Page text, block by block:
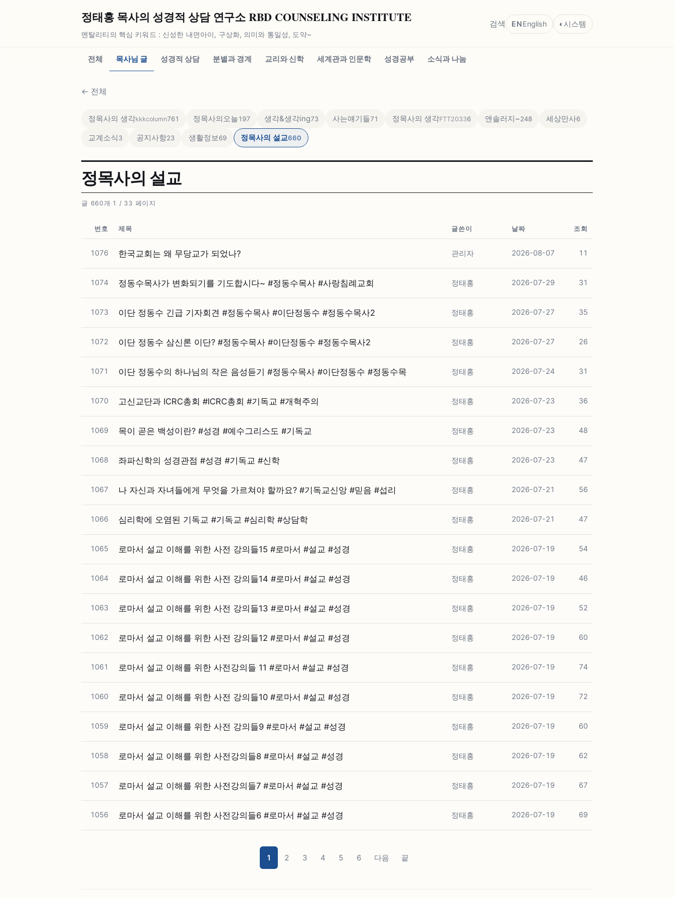
정태홍 목사의 성경적 상담 연구소 RBD COUNSELING INSTITUTE
멘탈리티의 핵심 키워드 : 신성한 내면아이, 구상화, 의미와 통일성, 도약~
검색 ENEnglish ◐ 시스템
전체 목사님 글 성경적 상담 분별과 경계 교리와 신학 세계관과 인문학 성경공부 소식과 나눔
← 전체
정목사의 생각kkkcolumn761 정목사의오늘197 생각&생각ing73 사는얘기들71 정목사의 생각FTT20336 앤솔러지~248 세상만사6
교계소식3 공지사항23 생활정보69 정목사의 설교660
정목사의 설교
글 660개 · 1 / 33 페이지
번호 제목 글쓴이 날짜 조회
1076 한국교회는 왜 무당교가 되었나? 관리자 2026-08-07 11
1074 정동수목사가 변화되기를 기도합시다~ #⁠정동수목사 #⁠사랑침례교회 정태홍 2026-07-29 31
1073 이단 정동수 긴급 기자회견 #⁠정동수목사 #⁠이단정동수 #⁠정동수목사2 정태홍 2026-07-27 35
1072 이단 정동수 삼신론 이단? #⁠정동수목사 #⁠이단정동수 #⁠정동수목사2 정태홍 2026-07-27 26
1071 이단 정동수의 하나님의 작은 음성듣기 #⁠정동수목사 #⁠이단정동수 #⁠정동수목 정태홍 2026-07-24 31
1070 고신교단과 ICRC총회 #⁠ICRC총회 #⁠기독교 #⁠개혁주의 정태홍 2026-07-23 36
1069 목이 곧은 백성이란? #⁠성경 #⁠예수그리스도 #⁠기독교 정태홍 2026-07-23 48
1068 좌파신학의 성경관점 #⁠성경 #⁠기독교 #⁠신학 정태홍 2026-07-23 47
1067 나 자신과 자녀들에게 무엇을 가르쳐야 할까요? #⁠기독교신앙 #⁠믿음 #⁠섭리 정태홍 2026-07-21 56
1066 심리학에 오염된 기독교 #⁠기독교 #⁠심리학 #⁠상담학 정태홍 2026-07-21 47
1065 로마서 설교 이해를 위한 사전 강의들15 #⁠로마서 #⁠설교 #⁠성경 정태홍 2026-07-19 54
1064 로마서 설교 이해를 위한 사전 강의들14 #⁠로마서 #⁠설교 #⁠성경 정태홍 2026-07-19 46
1063 로마서 설교 이해를 위한 사전 강의들13 #⁠로마서 #⁠설교 #⁠성경 정태홍 2026-07-19 52
1062 로마서 설교 이해를 위한 사전 강의들12 #⁠로마서 #⁠설교 #⁠성경 정태홍 2026-07-19 60
1061 로마서 설교 이해를 위한 사전강의들 11 #⁠로마서 #⁠설교 #⁠성경 정태홍 2026-07-19 74
1060 로마서 설교 이해를 위한 사전 강의들10 #⁠로마서 #⁠설교 #⁠성경 정태홍 2026-07-19 72
1059 로마서 설교 이해를 위한 사전 강의들9 #⁠로마서 #⁠설교 #⁠성경 정태홍 2026-07-19 60
1058 로마서 설교 이해를 위한 사전강의들8 #⁠로마서 #⁠설교 #⁠성경 정태홍 2026-07-19 62
1057 로마서 설교 이해를 위한 사전강의들7 #⁠로마서 #⁠설교 #⁠성경 정태홍 2026-07-19 67
1056 로마서 설교 이해를 위한 사전강의들6 #⁠로마서 #⁠설교 #⁠성경 정태홍 2026-07-19 69
1 2 3 4 5 6 다음 끝